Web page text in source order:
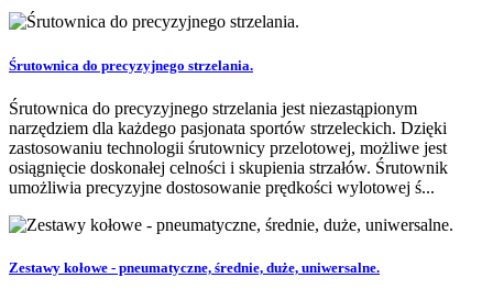
Śrutownica do precyzyjnego strzelania.
Śrutownica do precyzyjnego strzelania jest niezastąpionym
narzędziem dla każdego pasjonata sportów strzeleckich. Dzięki
zastosowaniu technologii śrutownicy przelotowej, możliwe jest
osiągnięcie doskonałej celności i skupienia strzałów. Śrutownik
umożliwia precyzyjne dostosowanie prędkości wylotowej ś...
Zestawy kołowe - pneumatyczne, średnie, duże, uniwersalne.